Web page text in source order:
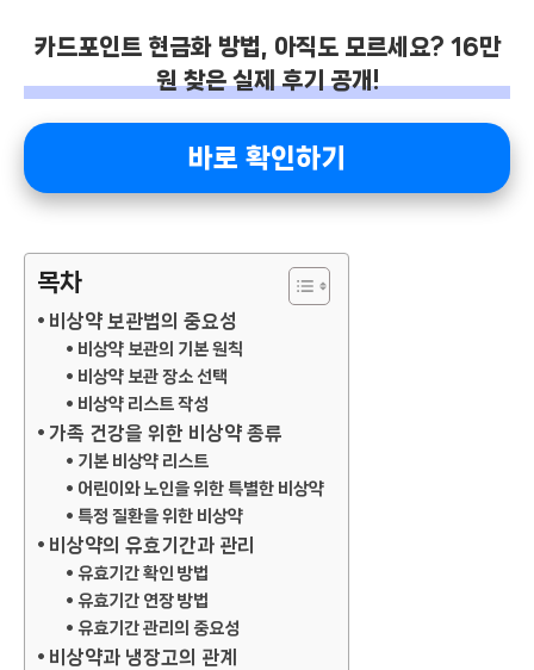
카드포인트 현금화 방법, 아직도 모르세요? 16만
원 찾은 실제 후기 공개!
바로 확인하기
목차
비상약 보관법의 중요성
비상약 보관의 기본 원칙
비상약 보관 장소 선택
비상약 리스트 작성
가족 건강을 위한 비상약 종류
기본 비상약 리스트
어린이와 노인을 위한 특별한 비상약
특정 질환을 위한 비상약
비상약의 유효기간과 관리
유효기간 확인 방법
유효기간 연장 방법
유효기간 관리의 중요성
비상약과 냉장고의 관계